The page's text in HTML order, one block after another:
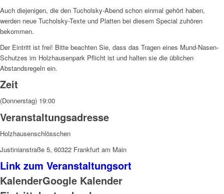
Auch diejenigen, die den Tucholsky-Abend schon einmal gehört haben,
werden neue Tucholsky-Texte und Platten bei diesem Special zuhören
bekommen.
Der Eintritt ist frei! Bitte beachten Sie, dass das Tragen eines Mund-Nasen-
Schutzes im Holzhausenpark Pflicht ist und halten sie die üblichen
Abstandsregeln ein.
Zeit
(Donnerstag) 19:00
Veranstaltungsadresse
Holzhausenschlösschen
Justinianstraße 5, 60322 Frankfurt am Main
Link zum Veranstaltungsort
KalenderGoogle Kalender